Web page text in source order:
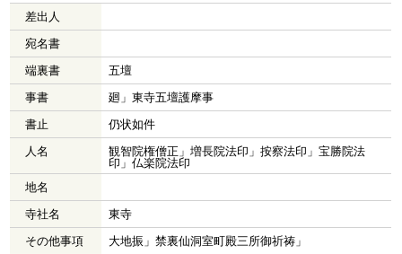
差出人
宛名書
端裏書
五壇
事書
廻」東寺五壇護摩事
書止
仍状如件
人名
観智院権僧正」増長院法印」按察法印」宝勝院法
印」仏楽院法印
地名
寺社名
東寺
その他事項
大地振」禁裏仙洞室町殿三所御祈祷」